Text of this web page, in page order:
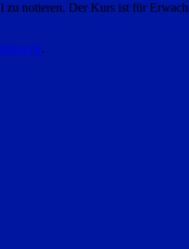
notieren. Der Kurs ist für
.